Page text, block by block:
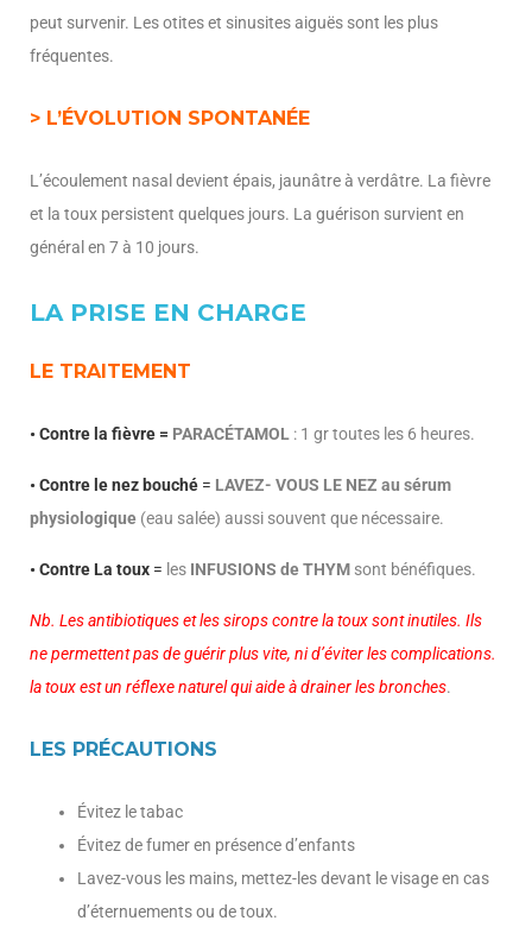
peut survenir. Les otites et sinusites aiguës sont les plus
fréquentes.
> L’ÉVOLUTION SPONTANÉE
L’écoulement nasal devient épais, jaunâtre à verdâtre. La fièvre
et la toux persistent quelques jours. La guérison survient en
général en 7 à 10 jours.
LA PRISE EN CHARGE
LE TRAITEMENT
• Contre la fièvre = PARACÉTAMOL : 1 gr toutes les 6 heures.
• Contre le nez bouché = LAVEZ- VOUS LE NEZ au sérum
physiologique (eau salée) aussi souvent que nécessaire.
• Contre La toux = les INFUSIONS de THYM sont bénéfiques.
Nb. Les antibiotiques et les sirops contre la toux sont inutiles. Ils
ne permettent pas de guérir plus vite, ni d’éviter les complications.
la toux est un réflexe naturel qui aide à drainer les bronches.
LES PRÉCAUTIONS
Évitez le tabac
Évitez de fumer en présence d’enfants
Lavez-vous les mains, mettez-les devant le visage en cas
d’éternuements ou de toux.